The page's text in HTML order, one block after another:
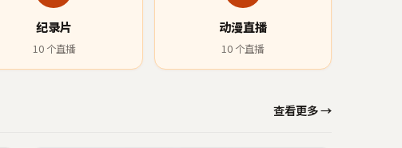
纪录片
10个直播
动漫直播
10 个直播
查看更多 →